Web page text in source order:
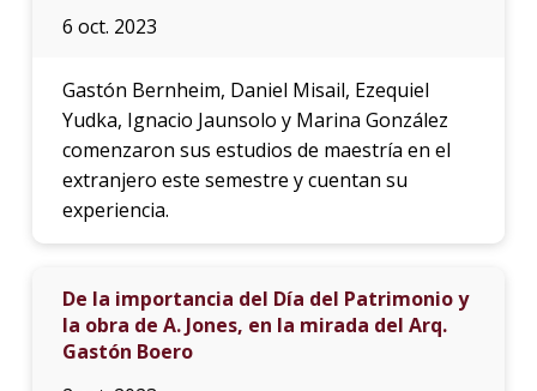
6 oct. 2023
Gastón Bernheim, Daniel Misail, Ezequiel
Yudka, Ignacio Jaunsolo y Marina González
comenzaron sus estudios de maestría en el
extranjero este semestre y cuentan su
experiencia.
De la importancia del Día del Patrimonio y
la obra de A. Jones, en la mirada del Arq.
Gastón Boero